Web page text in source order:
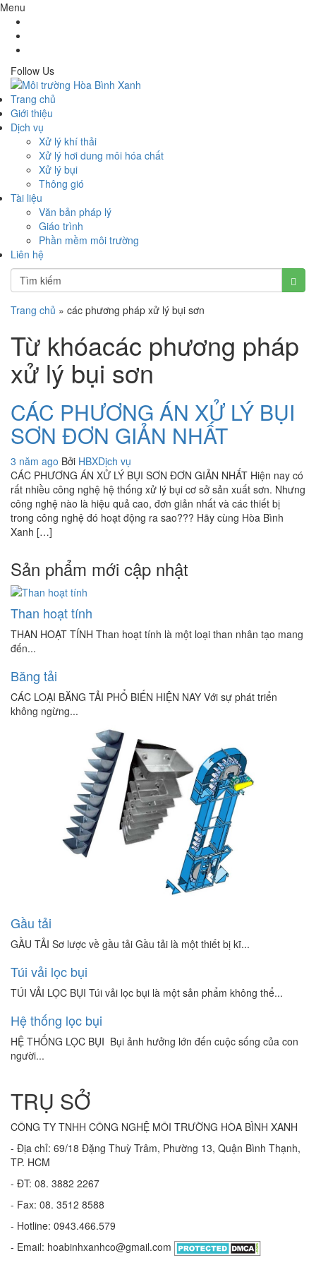
Menu
Follow Us
Trang chủ
Giới thiệu
Dịch vụ
Xử lý khí thải
Xử lý hơi dung môi hóa chất
Xử lý bụi
Thông gió
Tài liệu
Văn bản pháp lý
Giáo trình
Phần mềm môi trường
Liên hệ
Trang chủ » các phương pháp xử lý bụi sơn
Từ khóacác phương pháp
xử lý bụi sơn
CÁC PHƯƠNG ÁN XỬ LÝ BỤI
SƠN ĐƠN GIẢN NHẤT
3 năm ago Bởi HBXDịch vụ
CÁC PHƯƠNG ÁN XỬ LÝ BỤI SƠN ĐƠN GIẢN NHẤT Hiện nay có
rất nhiều công nghệ hệ thống xử lý bụi cơ sở sản xuất sơn. Nhưng
công nghệ nào là hiệu quả cao, đơn giản nhất và các thiết bị
trong công nghệ đó hoạt động ra sao??? Hãy cùng Hòa Bình
Xanh […]
Sản phẩm mới cập nhật
Than hoạt tính
THAN HOẠT TÍNH Than hoạt tính là một loại than nhân tạo mang
đến...
Băng tải
CÁC LOẠI BĂNG TẢI PHỔ BIẾN HIỆN NAY Với sự phát triển
không ngừng...
Gầu tải
GẦU TẢI Sơ lược về gầu tải Gầu tải là một thiết bị kĩ...
Túi vải lọc bụi
TÚI VẢI LỌC BỤI Túi vải lọc bụi là một sản phẩm không thể...
Hệ thống lọc bụi
HỆ THỐNG LỌC BỤI Bụi ảnh hưởng lớn đến cuộc sống của con
người...
TRỤ SỞ
CÔNG TY TNHH CÔNG NGHỆ MÔI TRƯỜNG HÒA BÌNH XANH
- Địa chỉ: 69/18 Đặng Thuỳ Trâm, Phường 13, Quận Bình Thạnh,
TP. HCM
- ĐT: 08. 3882 2267
- Fax: 08. 3512 8588
- Hotline: 0943.466.579
- Email: hoabinhxanhco@gmail.com